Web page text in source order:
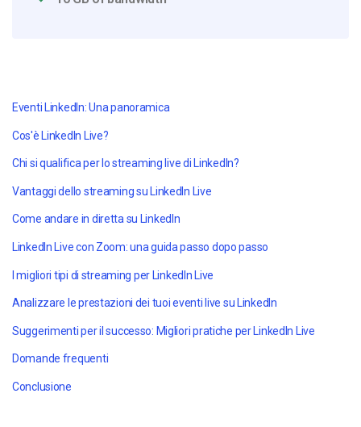
Eventi LinkedIn: Una panoramica
Cos'è LinkedIn Live?
Chi si qualifica per lo streaming live di LinkedIn?
Vantaggi dello streaming su LinkedIn Live
Come andare in diretta su LinkedIn
LinkedIn Live con Zoom: una guida passo dopo passo
I migliori tipi di streaming per LinkedIn Live
Analizzare le prestazioni dei tuoi eventi live su LinkedIn
Suggerimenti per il successo: Migliori pratiche per LinkedIn Live
Domande frequenti
Conclusione